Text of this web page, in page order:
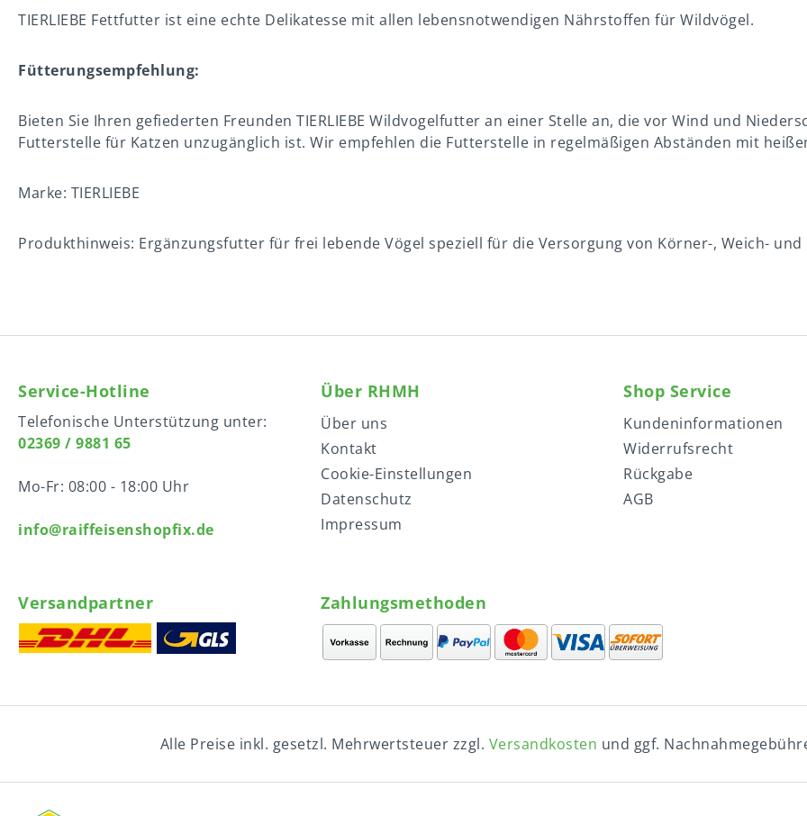
TIERLIEBE Fettfutter ist eine echte Delikatesse mit allen lebensnotwendigen Nährstoffen für Wildvögel.
Fütterungsempfehlung:
Bieten Sie Ihren gefiederten Freunden TIERLIEBE Wildvogelfutter an einer Stelle an, die vor Wind und
Futterstelle für Katzen unzugänglich ist. Wir empfehlen die Futterstelle in regelmäßigen Abständen mit
Marke: TIERLIEBE
Produkthinweis: Ergänzungsfutter für frei lebende Vögel speziell für die Versorgung von Körner-, Weich-
Service-Hotline
Telefonische Unterstützung unter:
02369 / 9881 65
Mo-Fr: 08:00 - 18:00 Uhr
info@raiffeisenshopfix.de
Über RHMH
Über uns
Kontakt
Cookie-Einstellungen
Datenschutz
Impressum
Shop Service
Kundeninformationen
Widerrufsrecht
Rückgabe
AGB
Versandpartner Zahlungsmethoden
Alle Preise inkl. gesetzl. Mehrwertsteuer zzgl. Versandkosten und ggf.